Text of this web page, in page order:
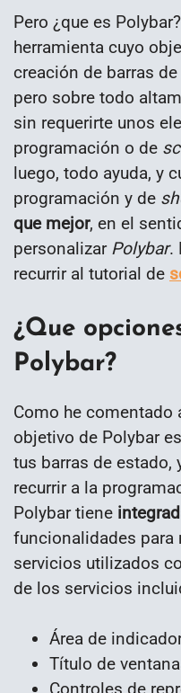
Pero ¿que es Polybar?
herramienta cuyo
creación de barras
pero sobre todo
sin requerirte unos
programación o de
luego, todo ayuda, y
programación y de
que mejor, en el
personalizar Polybar.
recurrir al tutorial de
¿Que
Polybar?
Como he comentado
objetivo de Polybar
tus barras de estado,
recurrir a la
Polybar tiene
funcionalidades
servicios utilizados
de los servicios
Área de
Título de